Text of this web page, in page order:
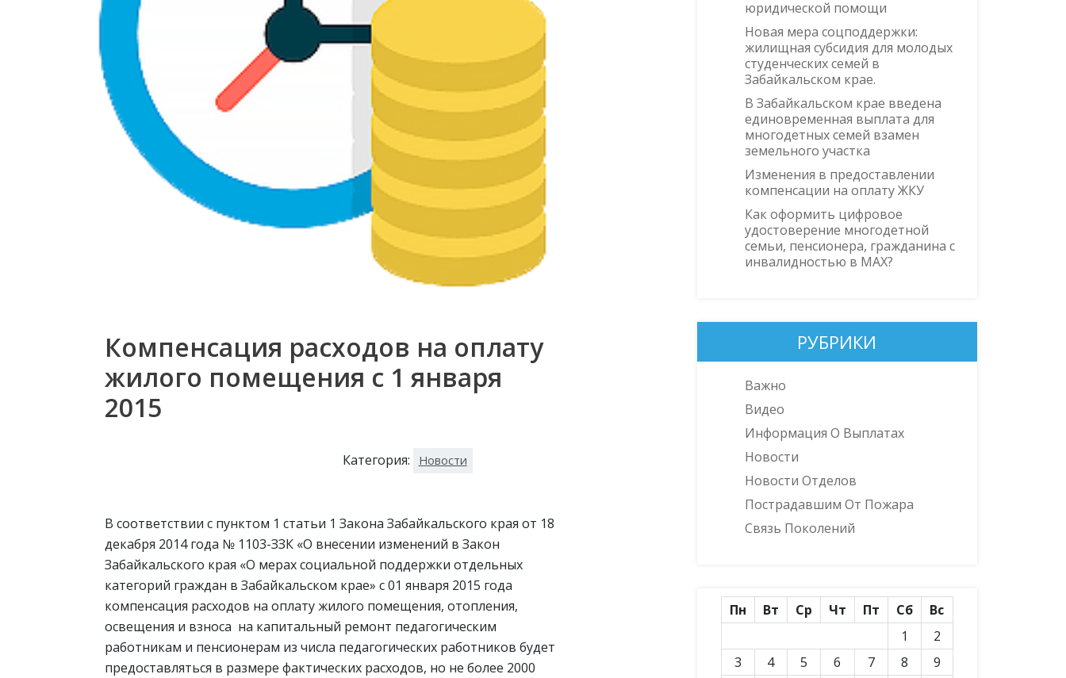
Компенсация расходов на оплату
жилого помещения с 1 января
2015
Категория: Новости
В соответствии с пунктом 1 статьи 1 Закона Забайкальского края от 18
декабря 2014 года № 1103-ЗЗК «О внесении изменений в Закон
Забайкальского края «О мерах социальной поддержки отдельных
категорий граждан в Забайкальском крае» с 01 января 2015 года
компенсация расходов на оплату жилого помещения, отопления,
освещения и взноса на капитальный ремонт педагогическим
работникам и пенсионерам из числа педагогических работников будет
предоставляться в размере фактических расходов, но не более 2000
юридической помощи
Новая мера соцподдержки:
жилищная субсидия для молодых
студенческих семей в
Забайкальском крае.
В Забайкальском крае введена
единовременная выплата для
многодетных семей взамен
земельного участка
Изменения в предоставлении
компенсации на оплату ЖКУ
Как оформить цифровое
удостоверение многодетной
семьи, пенсионера, гражданина с
инвалидностью в MAX?
РУБРИКИ
Важно
Видео
Информация О Выплатах
Новости
Новости Отделов
Пострадавшим От Пожара
Связь Поколений
Пн Вт Ср Чт Пт Сб
Вс
1
2
3
4 5 6 7 8
9